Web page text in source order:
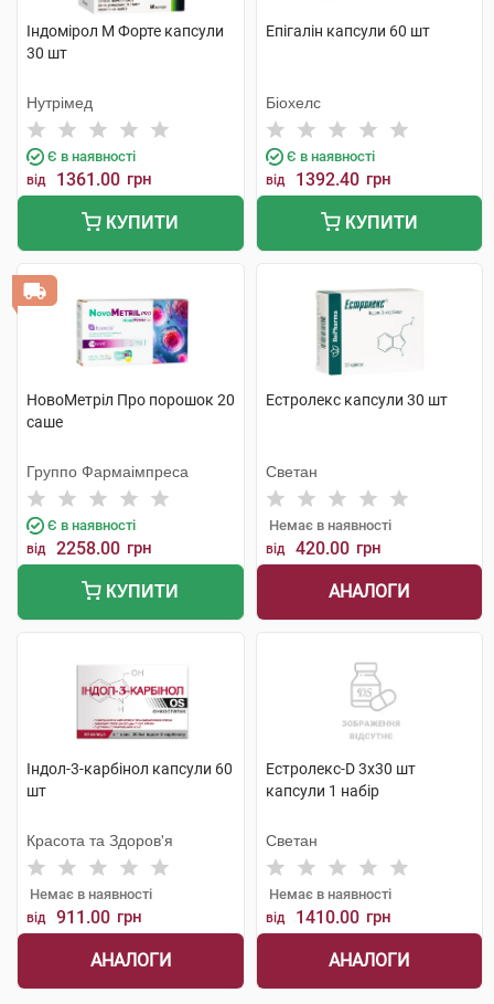
Індомірол М Форте капсули
30 шт
Нутрімед
Є в наявності
від 1361.00 грн
КУПИТИ
Епігалін капсули 60 шт
Біохелс
Є в наявності
від 1392.40 грн
КУПИТИ
НовоМетріл Про порошок 20
саше
Группо Фармаімпреса
Є в наявності
від 2258.00 грн
КУПИТИ
Естролекс капсули 30 шт
Светан
Немає в наявності
від 420.00 грн
АНАЛОГИ
Індол-3-карбінол капсули 60
шт
Красота та Здоров'я
Немає в наявності
від 911.00 грн
АНАЛОГИ
Естролекс-D 3х30 шт
капсули 1 набір
Светан
Немає в наявності
від 1410.00 грн
АНАЛОГИ